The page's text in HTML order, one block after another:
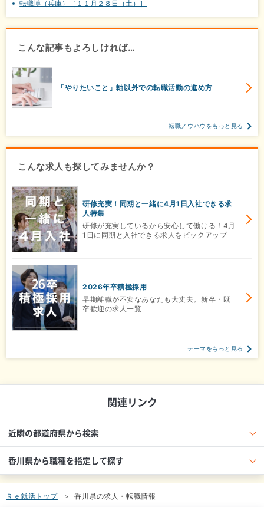
転職博（兵庫）［１１月２８日（土）］
こんな記事もよろしければ…
「やりたいこと」軸以外での転職活動の進め方
転職ノウハウをもっと見る
こんな求人も探してみませんか？
研修充実！同期と一緒に4月1日入社できる求
人特集
研修が充実しているから安心して働ける！4月
1日に同期と入社できる求人をピックアップ
2026年卒積極採用
早期離職が不安なあなたも大丈夫。新卒・既
卒歓迎の求人一覧
テーマをもっと見る
関連リンク
近隣の都道府県から検索
香川県から職種を指定して探す
Ｒｅ就活トップ 香川県の求人・転職情報